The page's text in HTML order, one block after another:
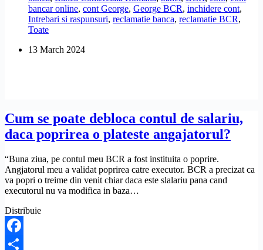
BCR
George
cerere
bancar online, cont George, George BCR, inchidere cont,
Intrebari si raspunsuri, reclamatie banca, reclamatie BCR,
Toate
13 March 2024
Cum se poate debloca contul de salariu,
daca poprirea o plateste angajatorul?
“Buna ziua, pe contul meu BCR a fost instituita o poprire.
Angjatorul meu a validat poprirea catre executor. BCR a precizat ca
va popri o treime din venit chiar daca este slalariu pana cand
executorul nu va modifica in baza…
Distribuie
Facebook